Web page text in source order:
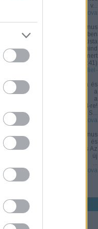
változtatást szeretnénk v...
Jehova
Az adventizmus
átnevezése Szégyenükben
ezek a második adventista
gyülekezetek mind
megváltoztatták a nevüket, mert
má...
2026.04.05. 18:41 )
Jehova Tanúi és a „Gamáliel-
Jani Takacs:
A bukás Újra és
határozottabban mondták a
világnak: "Azt mondjuk a
világnak: Tekintsetek 1844-re!
Az Úr eljön idén!" S...
2026.04.05. 18:32
Jehova
Tanúi és a „Gamáliel-elv”
Az adventizmus
felemelkedése, bukása és
átnevezései A felemelkedés Az
1820-as években egy új
(2026.04.05. 18:31
Jehova
Tanúi és a „Gamáliel-elv”
1918 (2